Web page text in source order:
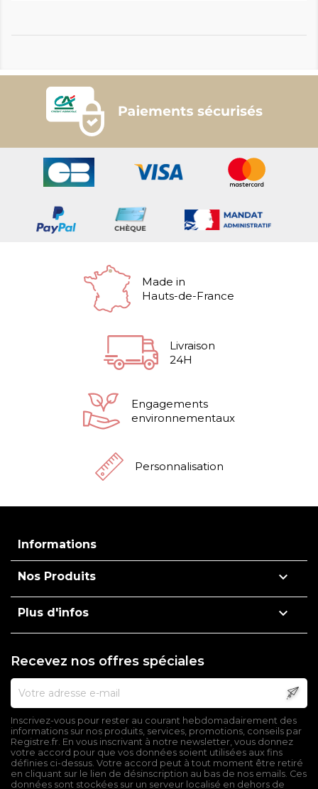
Made in
Hauts-de-France
Livraison
24H
Engagements
environnementaux
Personnalisation
Informations
Nos Produits 
Plus d'infos 
Recevez nos offres spéciales
Inscrivez-vous pour rester au courant hebdomadairement des
informations sur nos produits, services, promotions, conseils par
Registre.fr. En vous inscrivant à notre newsletter, vous donnez
votre accord pour que vos données soient utilisées aux fins
définies ci-dessus. Votre accord peut à tout moment être retiré
en cliquant sur le lien de désinscription au bas de nos emails. Ces
données sont stockées sur un serveur localisé en dehors de